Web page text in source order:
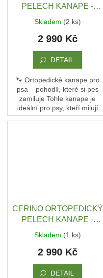
PELECH KANAPE -
ZÁTĚŽOVÁ LÁTKA - 120
x 90 x 10 - MODRÁ /
TMAVÁ
Skladem (2 ks)
2 990 Kč
DETAIL
🐾 Ortopedické kanape pro
psa – pohodlí, které si pes
zamiluje Tohle kanape je
ideální pro psy, kteří milují
pohodlí a oporu. Není to jen
CERINO ORTOPEDICKÝ
PELECH KANAPE -
ZÁTĚŽOVÁ LÁTKA - 120
x 90 x 10 - SEMIŠ ŠEDÁ /
TMAVÁ
Skladem (1 ks)
2 990 Kč
DETAIL